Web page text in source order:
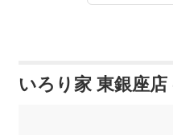
いろり家 東銀座店